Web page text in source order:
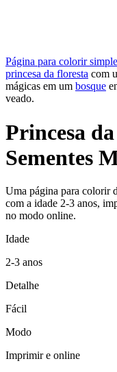
Página para colorir
princesa da floresta com
mágicas em um bosque
veado.
Princesa
Sementes
Uma página para colorir
com a idade 2-3 anos,
no modo online.
Idade
2-3 anos
Detalhe
Fácil
Modo
Imprimir e online